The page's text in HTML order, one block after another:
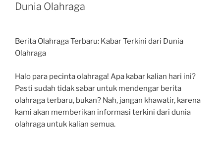
Dunia Olahraga
Berita Olahraga Terbaru: Kabar Terkini dari Dunia
Olahraga
Halo para pecinta olahraga! Apa kabar kalian hari ini?
Pasti sudah tidak sabar untuk mendengar berita
olahraga terbaru, bukan? Nah, jangan khawatir, karena
kami akan memberikan informasi terkini dari dunia
olahraga untuk kalian semua.